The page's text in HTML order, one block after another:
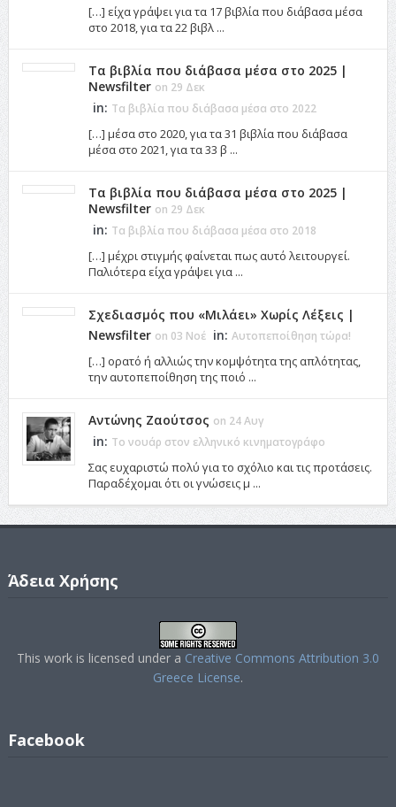
[…] είχα γράψει για τα 17 βιβλία που διάβασα μέσα
στο 2018, για τα 22 βιβλ ...
Τα βιβλία που διάβασα μέσα στο 2025 |
Newsfilter on 29 Δεκ
in: Τα βιβλία που διάβασα μέσα στο 2022
[…] μέσα στο 2020, για τα 31 βιβλία που διάβασα
μέσα στο 2021, για τα 33 β ...
Τα βιβλία που διάβασα μέσα στο 2025 |
Newsfilter on 29 Δεκ
in: Τα βιβλία που διάβασα μέσα στο 2018
[…] μέχρι στιγμής φαίνεται πως αυτό λειτουργεί.
Παλιότερα είχα γράψει για ...
Σχεδιασμός που «Μιλάει» Χωρίς Λέξεις |
Newsfilter on 03 Νοέ in: Αυτοπεποίθηση τώρα!
[…] ορατό ή αλλιώς την κομψότητα της απλότητας,
την αυτοπεποίθηση της ποιό ...
Αντώνης Ζαούτσος on 24 Αυγ
in: Το νουάρ στον ελληνικό κινηματογράφο
Σας ευχαριστώ πολύ για το σχόλιο και τις προτάσεις.
Παραδέχομαι ότι οι γνώσεις μ ...
Άδεια Χρήσης
This work is licensed under a Creative Commons Attribution 3.0
Greece License.
Facebook